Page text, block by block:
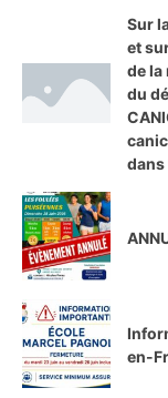
Sur
et
de la
du
dans
en-